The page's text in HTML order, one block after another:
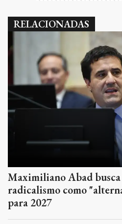
RELACIONADAS
Maximiliano Abad
radicalismo como
para 2027